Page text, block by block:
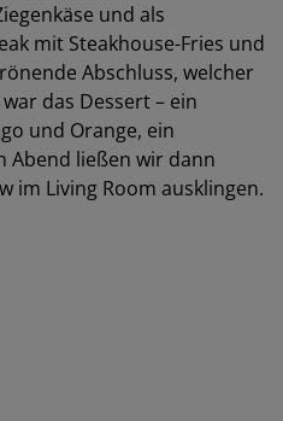
und als
mit Steakhouse-Fries und
Abschluss, welcher
das Dessert – ein
und Orange, ein
Abend ließen wir dann
im Living Room ausklingen.